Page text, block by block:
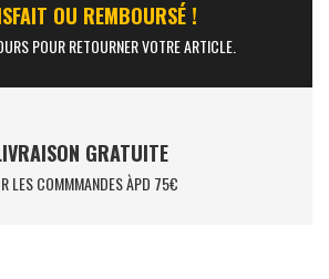
OU REMBOURSÉ !
POUR RETOURNER VOTRE ARTICLE.
GRATUITE
LES COMMMANDES ÀPD 75€